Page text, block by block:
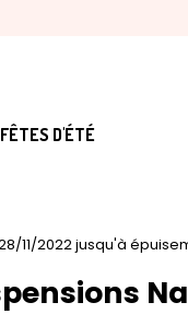
D'ÉTÉ
11/2022 jusqu'à